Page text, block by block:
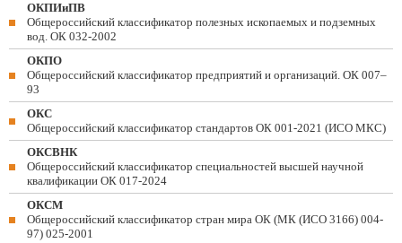
ОКПИиПВ
Общероссийский классификатор полезных ископаемых и подземных
вод. ОК 032-2002
ОКПО
Общероссийский классификатор предприятий и организаций. ОК 007–
93
ОКС
Общероссийский классификатор стандартов ОК 001-2021 (ИСО МКС)
ОКСВНК
Общероссийский классификатор специальностей высшей научной
квалификации ОК 017-2024
ОКСМ
Общероссийский классификатор стран мира ОК (МК (ИСО 3166) 004-
97) 025-2001